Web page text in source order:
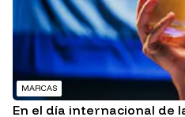
MARCAS
En el día internacional de